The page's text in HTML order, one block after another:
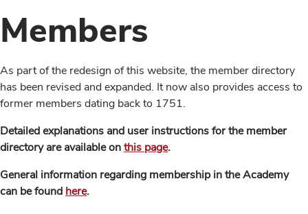
Members
As part of the redesign of this website, the member directory
has been revised and expanded. It now also provides access to
former members dating back to 1751.
Detailed explanations and user instructions for the member
directory are available onthis page.
General information regarding membership in the Academy
can be found here.